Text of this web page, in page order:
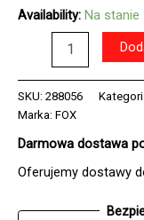
Availability: Na stanie
kapturem
FOX
BLACK
CAMO
SKU: 288056
Marka: FOX
Darmowa dostawa
Oferujemy dostawy